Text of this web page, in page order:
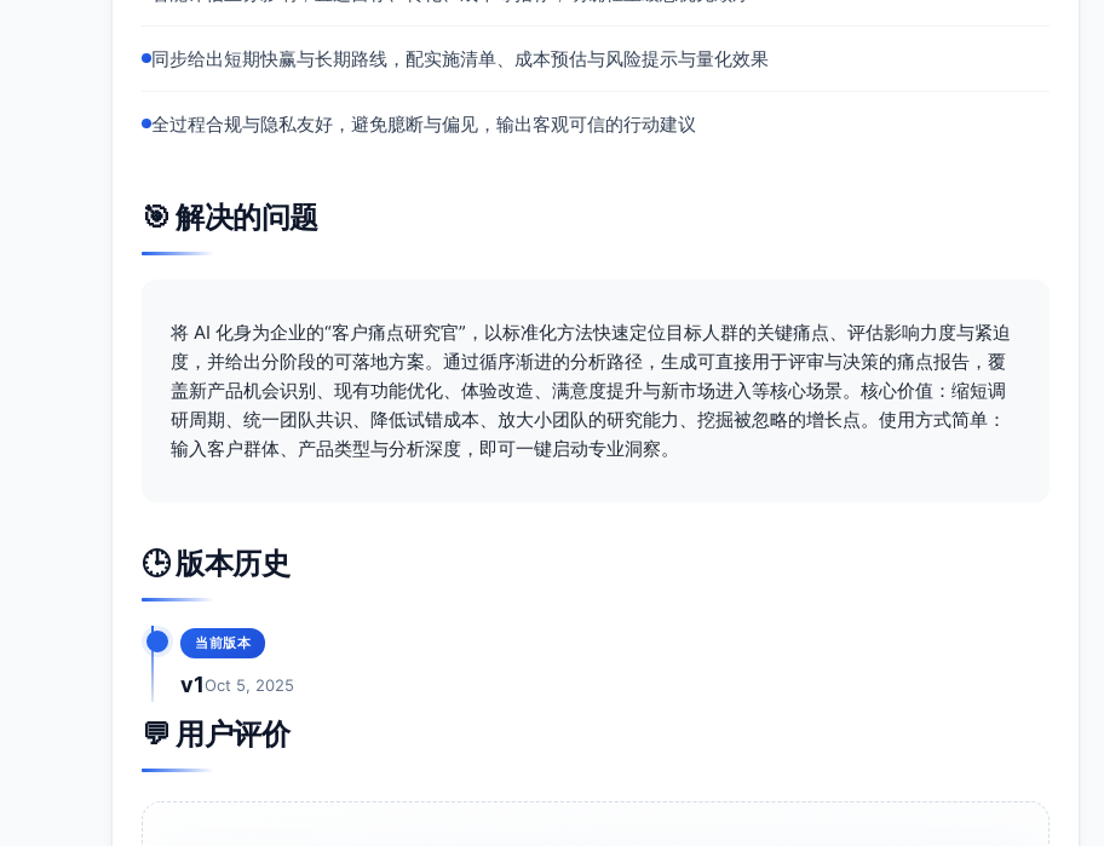
学习成本与配置复杂
异常路径缺乏引导
跨端一致性
审批链冗长、离线失败重提、预算同步滞后，拉长PR到PO周期，影响生产排期与按时交付。
成本控制与预算纪律
预算占用与释放不及时，形成“影子占用/漏占用”；异常收货与索赔弱导致隐性成本回收不足。
合规与审计风险
关键指标（准时交付、PPM、价格走势、应付在途）口径不统一，管理层难以进行跨工厂对比与策略
IT运维与总拥有成本
组织与权限模型不匹配
置复杂与数据隔离不彻底。
同步给出短期快赢与长期路线，配实施清单、成本预估与风险提示与量化效果
全过程合规与隐私友好，避免臆断与偏见，输出客观可信的行动建议
🎯 解决的问题
将 AI 化身为企业的“客户痛点研究官”，以标准化方法快速定位目标人群的关键痛点、评估影响力度与紧迫
度，并给出分阶段的可落地方案。通过循序渐进的分析路径，生成可直接用于评审与决策的痛点报告，覆
盖新产品机会识别、现有功能优化、体验改造、满意度提升与新市场进入等核心场景。核心价值：缩短调
研周期、统一团队共识、降低试错成本、放大小团队的研究能力、挖掘被忽略的增长点。使用方式简单：
输入客户群体、产品类型与分析深度，即可一键启动专业洞察。
🕒 版本历史
当前版本
v1Oct 5, 2025
💬 用户评价